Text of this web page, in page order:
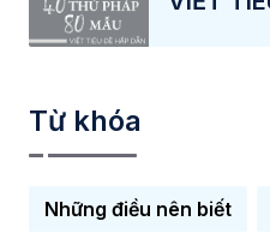
Từ khóa
Những điều nên biết